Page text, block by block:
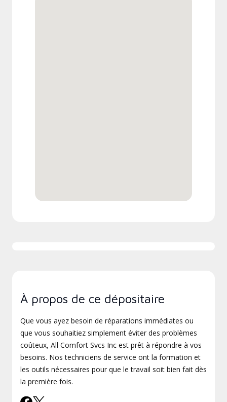
À propos de ce dépositaire
Que vous ayez besoin de réparations immédiates ou
que vous souhaitiez simplement éviter des problèmes
coûteux, All Comfort Svcs Inc est prêt à répondre à vos
besoins. Nos techniciens de service ont la formation et
les outils nécessaires pour que le travail soit bien fait dès
la première fois.